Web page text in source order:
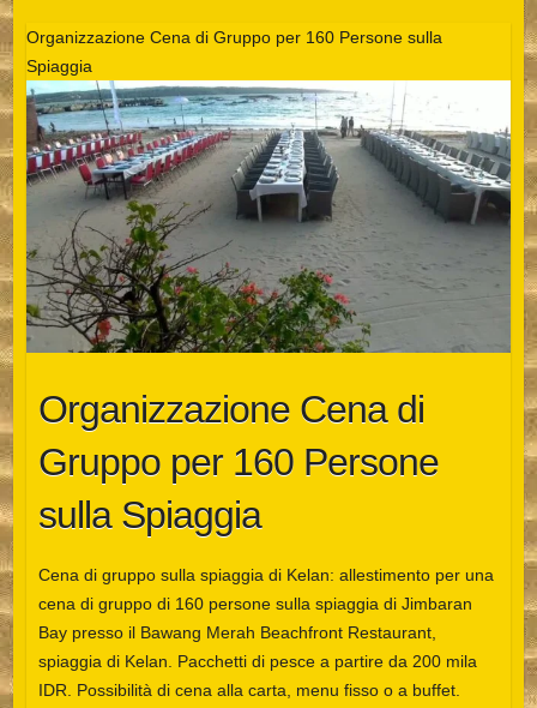
Organizzazione Cena di Gruppo per 160 Persone sulla
Spiaggia
Organizzazione Cena di
Gruppo per 160 Persone
sulla Spiaggia
Cena di gruppo sulla spiaggia di Kelan: allestimento per una
cena di gruppo di 160 persone sulla spiaggia di Jimbaran
Bay presso il Bawang Merah Beachfront Restaurant,
spiaggia di Kelan. Pacchetti di pesce a partire da 200 mila
IDR. Possibilità di cena alla carta, menu fisso o a buffet.